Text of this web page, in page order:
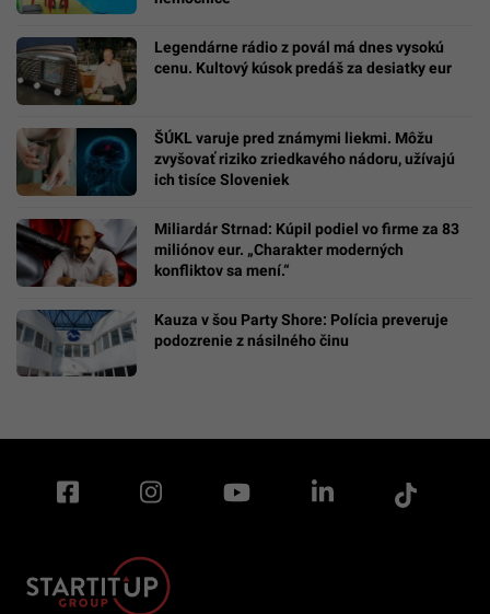
Legendárne rádio z povál má dnes vysokú
cenu. Kultový kúsok predáš za desiatky eur
ŠÚKL varuje pred známymi liekmi. Môžu
zvyšovať riziko zriedkavého nádoru, užívajú
ich tisíce Sloveniek
Miliardár Strnad: Kúpil podiel vo firme za 83
miliónov eur. „Charakter moderných
konfliktov sa mení.“
Kauza v šou Party Shore: Polícia preveruje
podozrenie z násilného činu